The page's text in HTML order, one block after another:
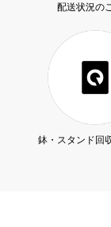
配送状況の
鉢・スタンド回